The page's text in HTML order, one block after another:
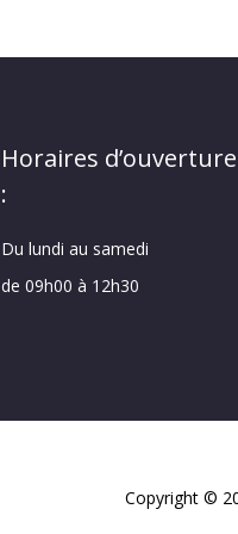
Horaires
:
Du lundi au samedi
de 09h00 à 12h30
Copyright ©